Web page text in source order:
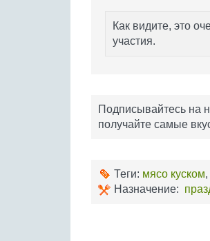
Как видите, это
участия.
Подписывайтесь на
получайте самые
Теги: мясо куском,
Назначение: